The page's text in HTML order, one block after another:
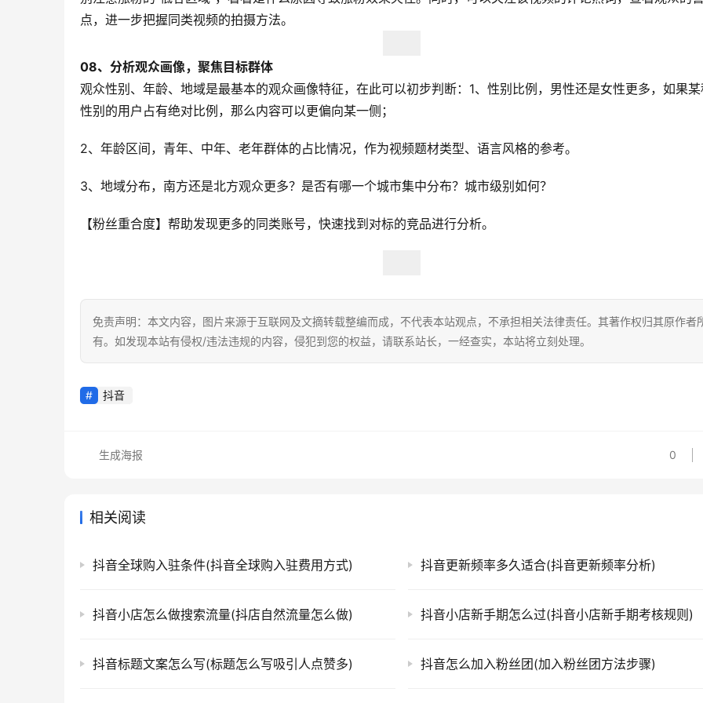
点，进一步把握同类视频的拍摄方法。
08、 分析观众画像，聚焦目标群体
观众性别、年龄、地域是最基本的观众画像特征，在此可以初步判断：1、性别比例，男性还是女性更多，如果
性别的用户占有绝对比例，那么内容可以更偏向某一侧；
2、年龄区间，青年、中年、老年群体的占比情况，作为视频题材类型、语言风格的参考。
3、地域分布，南方还是北方观众更多？是否有哪一个城市集中分布？城市级别如何？
【粉丝重合度】帮助发现更多的同类账号，快速找到对标的竞品进行分析。
免责声明：本文内容，图片来源于互联网及文摘转载整编而成，不代表本站观点，不承担相关法律责任。其著作权归其原作者
有。如发现本站有侵权/违法违规的内容，侵犯到您的权益，请联系站长，一经查实，本站将立刻处理。
抖音
0
生成海报
相关阅读
抖音全球购入驻条件(抖音全球购入驻费用方式) 抖音更新频率多久适合(抖音更新频率分析)
抖音小店怎么做搜索流量(抖店自然流量怎么做) 抖音小店新手期怎么过(抖音小店新手期考核规则)
抖音标题文案怎么写(标题怎么写吸引人点赞多) 抖音怎么加入粉丝团(加入粉丝团方法步骤)